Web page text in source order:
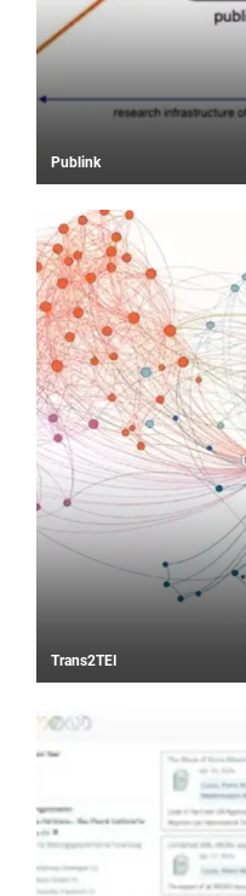
Publink
Trans2TEI